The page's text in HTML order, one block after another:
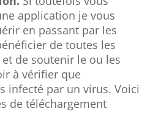
application je vous
en passant par les
de toutes les
de soutenir le ou les
à vérifier que
infecté par un virus. Voici
de téléchargement